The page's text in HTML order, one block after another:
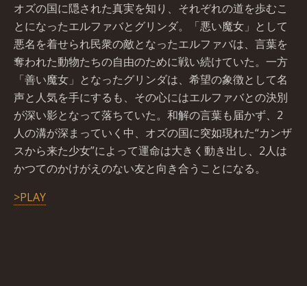
オズの国に隠された真実を知り、それぞれの道を歩むこ
とになったエルファバとグリンダ。「悪い魔女」として
悪名を着せられ民衆の敵となったエルファバは、言葉を
奪われた動物たちの自由のために戦い続けていた。一方
「善い魔女」となったグリンダは、希望の象徴として名
声と人気を手にするも、その心にはエルファバとの決別
が深い影となって落ちていた。和解の言葉も届かず、2
人の溝が深まっていく中、オズの国に突如現れた“カンザ
スから来た少女”によって運命は大きく動き出し、2人は
かつてのかけがえのない友と向き合うことになる。
>PLAY